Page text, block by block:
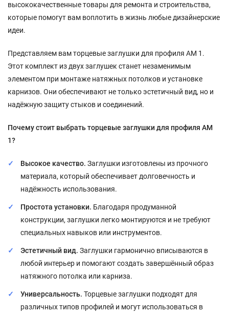
высококачественные товары для ремонта и строительства,
которые помогут вам воплотить в жизнь любые дизайнерские
идеи.
Представляем вам торцевые заглушки для профиля АМ 1.
Этот комплект из двух заглушек станет незаменимым
элементом при монтаже натяжных потолков и установке
карнизов. Они обеспечивают не только эстетичный вид, но и
надёжную защиту стыков и соединений.
Почему стоит выбрать торцевые заглушки для профиля АМ
1?
Высокое качество. Заглушки изготовлены из прочного
материала, который обеспечивает долговечность и
надёжность использования.
Простота установки. Благодаря продуманной
конструкции, заглушки легко монтируются и не требуют
специальных навыков или инструментов.
Эстетичный вид. Заглушки гармонично вписываются в
любой интерьер и помогают создать завершённый образ
натяжного потолка или карниза.
Универсальность. Торцевые заглушки подходят для
различных типов профилей и могут использоваться в